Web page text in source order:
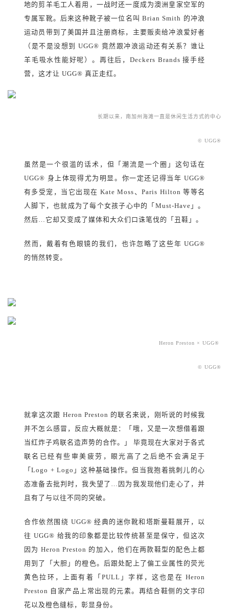
地的剪羊毛工人着用，一战时还一度成为澳洲皇家空军的
专属军靴。后来这种靴子被一位名叫 Brian Smith 的冲浪
运动员带到了美国并且注册商标，主要贩卖给冲浪爱好者
（是不是没想到 UGG® 竟然跟冲浪运动还有关系？谁让
羊毛吸水性能好呢）。再往后，Deckers Brands 接手经
营，这才让 UGG® 真正走红。
长期以来，南加州海滩一直是休闲生活方式的中心
© UGG®
虽然是一个很滥的话术，但「潮流是一个圈」这句话在
UGG® 身上体现得尤为明显。你一定还记得当年 UGG®
有多受宠，当它出现在 Kate Moss、Paris Hilton 等等名
人脚下，也就成为了每个女孩子心中的「Must-Have」。
然后…它却又变成了媒体和大众们口诛笔伐的「丑鞋」。
然而，戴着有色眼镜的我们，也许忽略了这些年 UGG®
的悄然转变。
Heron Preston × UGG®
© UGG®
就拿这次跟 Heron Preston 的联名来说，刚听说的时候我
并不怎么感冒，反应大概就是：「哦，又是一次想借着跟
当红炸子鸡联名造声势的合作。」 毕竟现在大家对于各式
联名已经有些审美疲劳，眼光高了之后绝不会满足于
「Logo + Logo」这种基础操作。但当我抱着挑刺儿的心
态准备去批判时，我失望了…因为我发现他们走心了，并
且有了与以往不同的突破。
合作依然围绕 UGG® 经典的迷你靴和塔斯曼鞋展开，以
往 UGG® 给我的印象都是比较传统甚至是保守，但这次
因为 Heron Preston 的加入，他们在两款鞋型的配色上都
用到了「大胆」的橙色。后跟处配上了偏工业属性的荧光
黄色拉环，上面有着「PULL」字样，这也是在 Heron
Preston 自家产品上常出现的元素。再结合鞋侧的文字印
花以及橙色缝标，彰显身份。